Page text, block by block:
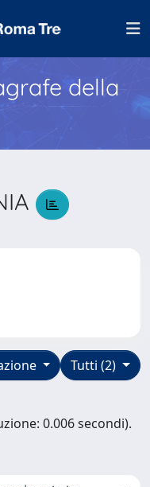
della
Tutti (2)
0.006 secondi).